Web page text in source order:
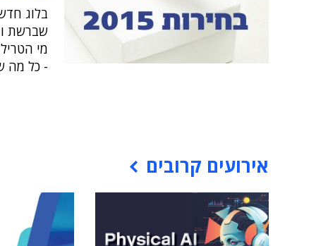
בלוג
שברשת
- כל מה
אירועים קרובים